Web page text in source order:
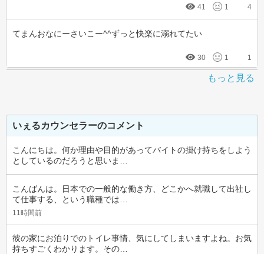
41 1 4
てまんおなにーさいこー^^ずっと快楽に溺れてたい
30 1 1
もっと見る
いぇるカウンセラーのコメント
こんにちは。何か理由や目的があってバイトの掛け持ちをしよう
としているのだろうと思いま…
こんばんは。日本での一般的な働き方、どこかへ就職して出社し
て仕事する、という職種では…
11時間前
彼の家にお泊りでのトイレ事情、気にしてしまいますよね。お気
持ちすごくわかります。その…